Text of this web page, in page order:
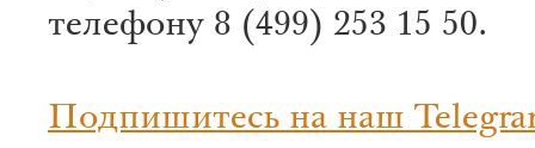
телефону 8 (499) 253 15 50.
Подпишитесь на наш